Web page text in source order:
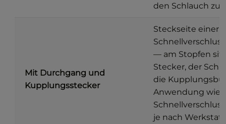
den Schlauch zu
Mit Durchgang und
Kupplungsstecker
Steckseite einer
— am Stopfen
Stecker, der
die
Anwendung wie
je nach